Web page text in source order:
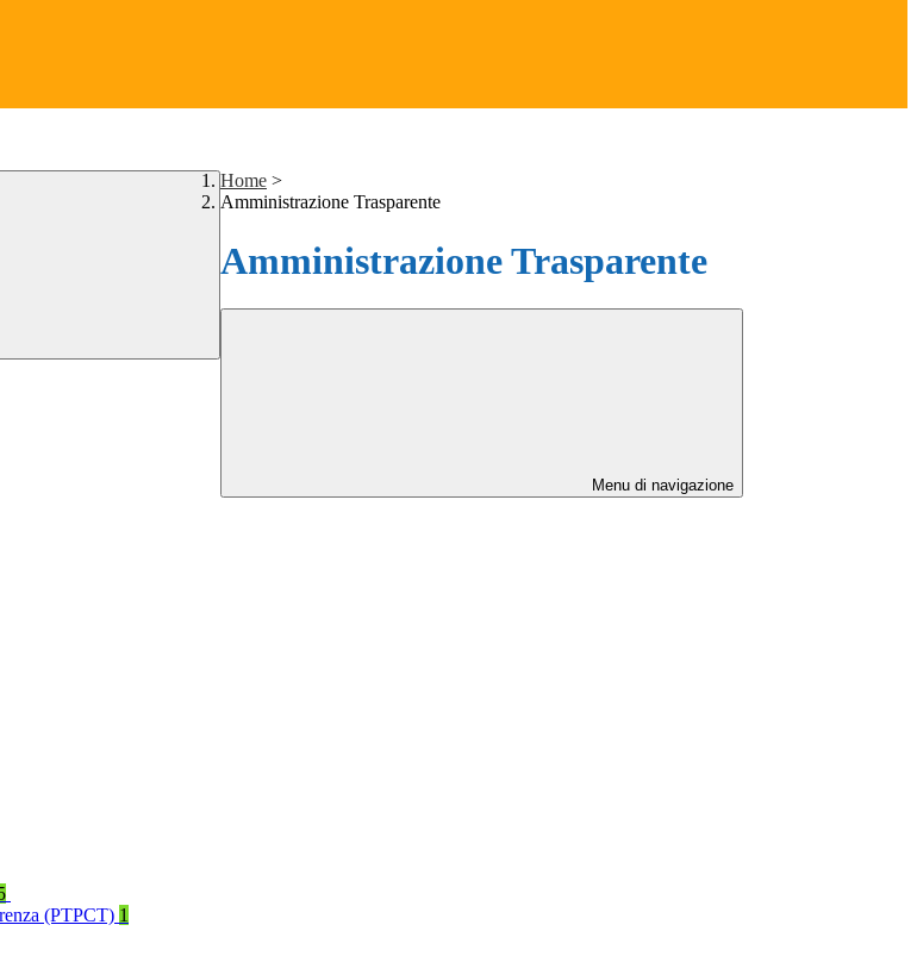
Home >
Amministrazione Trasparente
Amministrazione Trasparente
Menu di navigazione
(PTPCT) 1